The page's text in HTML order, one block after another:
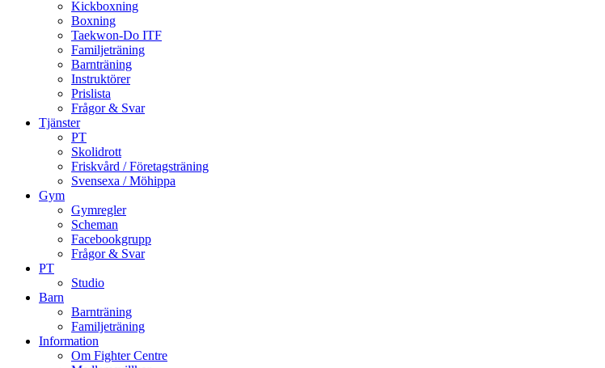
Kickboxning
Boxning
Taekwon-Do ITF
Familjeträning
Barnträning
Instruktörer
Prislista
Frågor & Svar
Tjänster
PT
Skolidrott
Friskvård / Företagsträning
Svensexa / Möhippa
Gym
Gymregler
Scheman
Facebookgrupp
Frågor & Svar
PT
Studio
Barn
Barnträning
Familjeträning
Information
Om Fighter Centre